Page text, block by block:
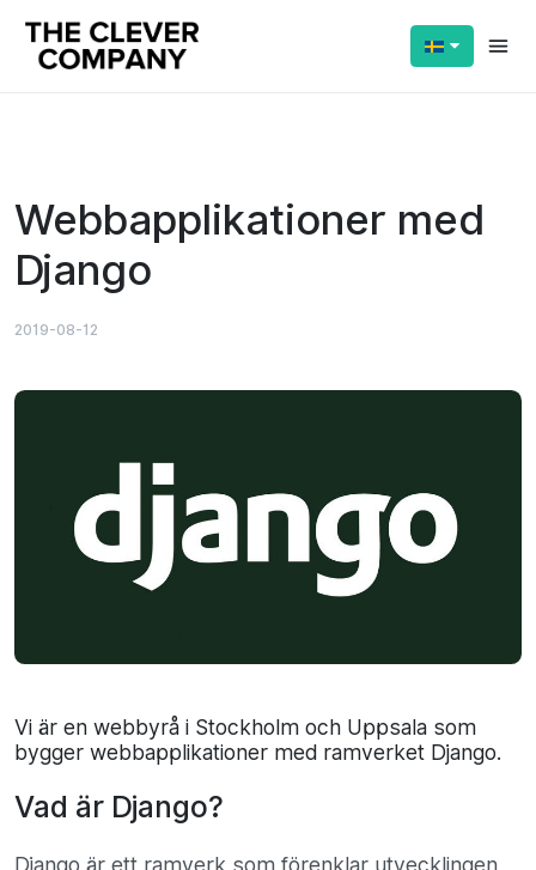
Läser: Webbapplikationer med Django
Webbapplikationer med
Django
2019-08-12
Vi är en webbyrå i Stockholm och Uppsala som
bygger webbapplikationer med ramverket Django.
Vad är Django?
Django är ett ramverk som förenklar utvecklingen